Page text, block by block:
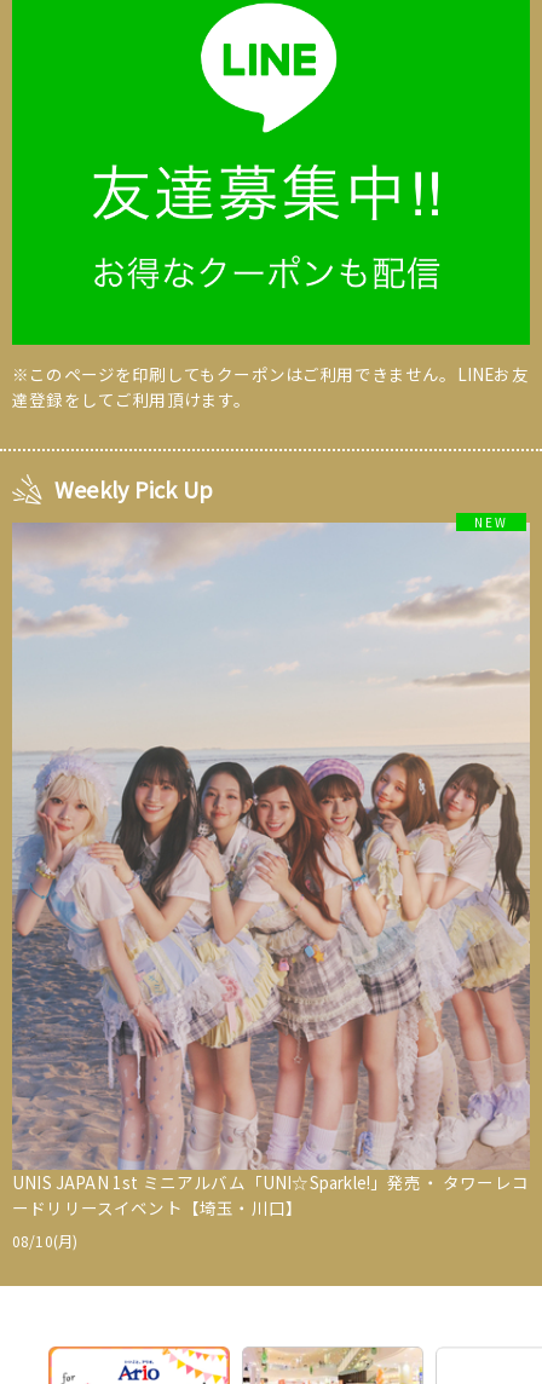
※このページを印刷してもクーポンはご利用できません。LINEお友
達登録をしてご利用頂けます。
Weekly Pick Up
UNIS JAPAN 1st ミニアルバム「UNI☆Sparkle!」発売・ タワーレコ
ードリリースイベント【埼玉・川口】
08/10(月)